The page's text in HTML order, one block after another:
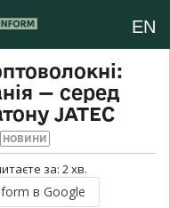
EN
— серед
JATEС
НОВИНИ
за: 2хв.
в Google